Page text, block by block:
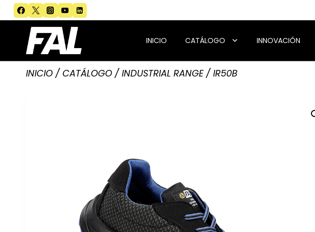
Saltar
al
contenido
INICIO CATÁLOGO INNOVACIÓN
INICIO / CATÁLOGO / INDUSTRIAL RANGE / IR50B